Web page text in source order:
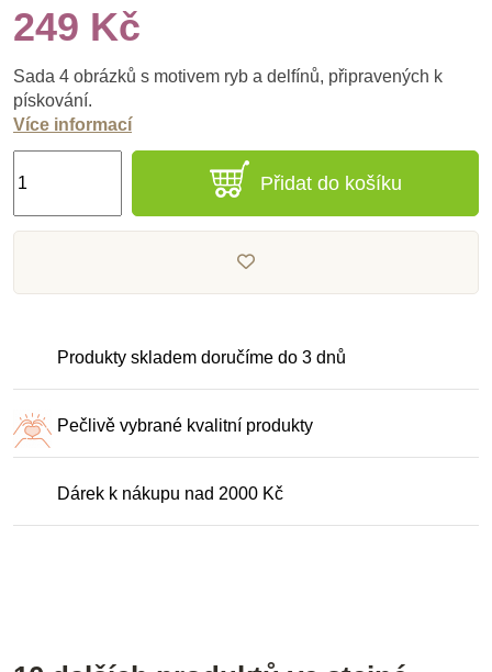
249 Kč
Sada 4 obrázků s motivem ryb a delfínů, připravených k
pískování.
Více informací
Přidat do košíku
Produkty skladem doručíme do 3 dnů
Pečlivě vybrané kvalitní produkty
Dárek k nákupu nad 2000 Kč